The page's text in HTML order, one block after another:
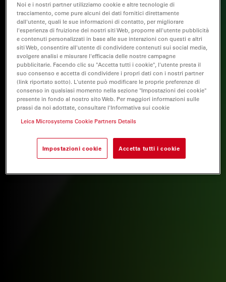
Noi e i nostri partner utilizziamo cookie e altre tecnologie di
tracciamento, come pure alcuni dei dati fornitici direttamente
dall'utente, quali le sue informazioni di contatto, per migliorare
l'esperienza di fruizione dei nostri siti Web, proporre all'utente pubblicità
e contenuti personalizzati in base alle sue interazioni con questi e altri
siti Web, consentire all'utente di condividere contenuti sui social media,
svolgere analisi e misurare l'efficacia delle nostre campagne
pubblicitarie. Facendo clic su "Accetta tutti i cookie", l'utente presta il
suo consenso e accetta di condividere i propri dati con i nostri partner
(link riportato sotto). L'utente può modificare le proprie preferenze di
consenso in qualsiasi momento nella sezione "Impostazioni dei cookie"
presente in fondo al nostro sito Web. Per maggiori informazioni sulle
prassi da noi adottate, consultare l'Informativa sui cookie
Leica Microsystems Cookie Partners Details
Impostazioni cookie Accetta tutti i cookie